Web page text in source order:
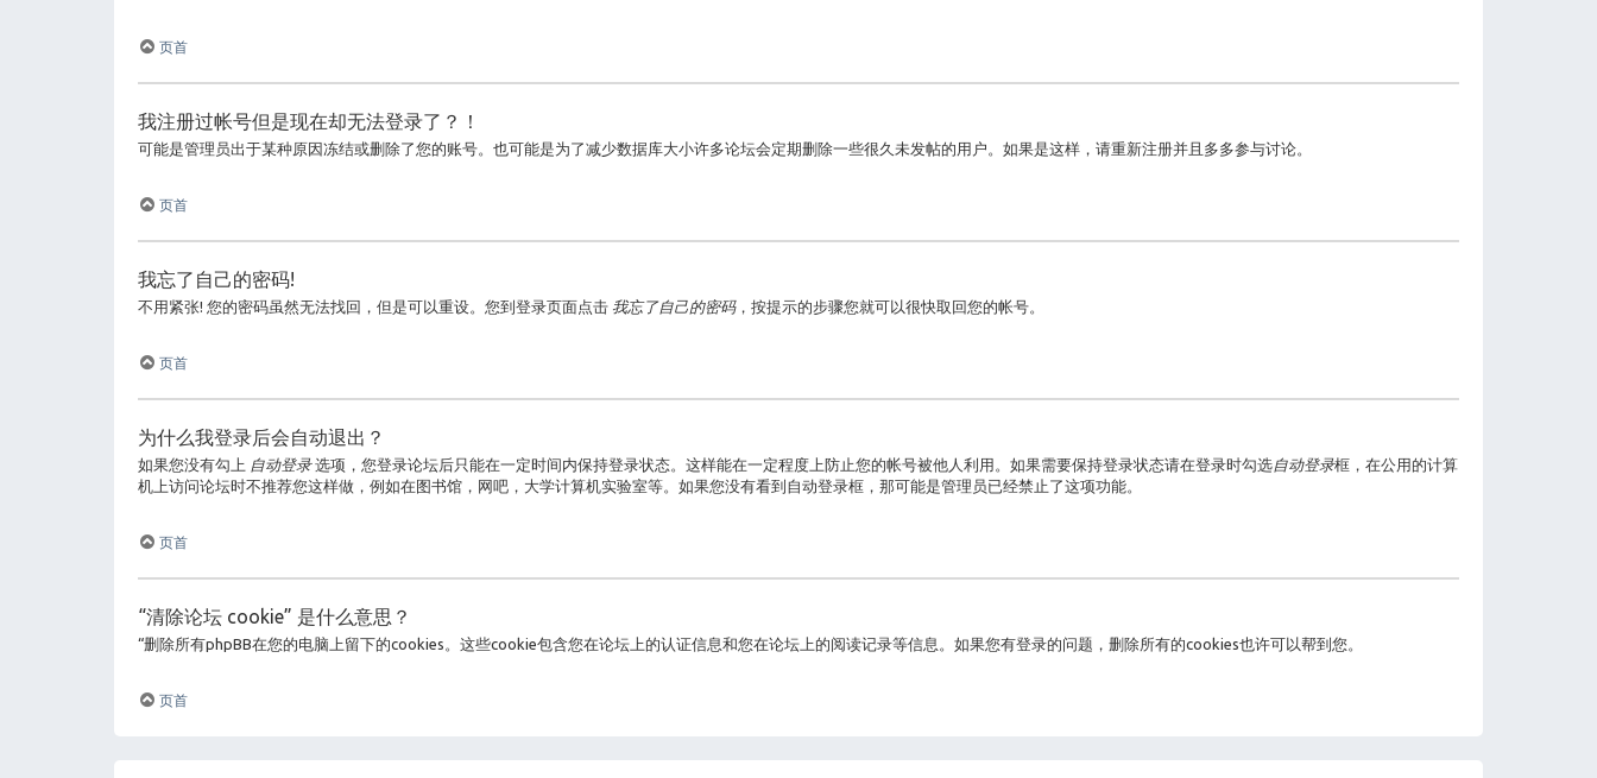
页首
我注册过帐号但是现在却无法登录了？！
可能是管理员出于某种原因冻结或删除了您的账号。也可能是为了减少数据库大小许多论坛会定期删除一些很久未发帖的用户。如果是这样，请重新注册并且多多参与讨论。
页首
我忘了自己的密码!
不用紧张! 您的密码虽然无法找回，但是可以重设。您到登录页面点击 我忘了自己的密码，按提示的步骤您就可以很快取回您的帐号。
页首
为什么我登录后会自动退出？
如果您没有勾上 自动登录选项，您登录论坛后只能在一定时间内保持登录状态。这样能在一定程度上防止您的帐号被他人利用。如果需要保持登录状态请在登录时勾选自动登录框，在公用的计算
机上访问论坛时不推荐您这样做，例如在图书馆，网吧，大学计算机实验室等。如果您没有看到自动登录框，那可能是管理员已经禁止了这项功能。
页首
“清除论坛 cookie” 是什么意思？
“删除所有phpBB在您的电脑上留下的cookies。这些cookie包含您在论坛上的认证信息和您在论坛上的阅读记录等信息。如果您有登录的问题，删除所有的cookies也许可以帮到您。
页首